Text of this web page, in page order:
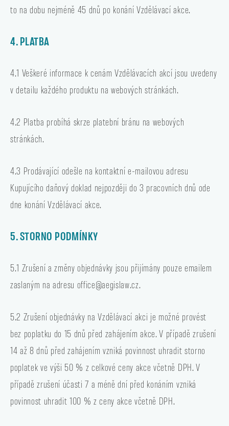
to na dobu nejméně 45 dnů po konání Vzdělávací akce.
4. PLATBA
4.1 Veškeré informace k cenám Vzdělávacích akcí jsou uvedeny
v detailu každého produktu na webových stránkách.
4.2 Platba probíhá skrze platební bránu na webových
stránkách.
4.3 Prodávající odešle na kontaktní e-mailovou adresu
Kupujícího daňový doklad nejpozději do 3 pracovních dnů ode
dne konání Vzdělávací akce.
5. STORNO PODMÍNKY
5.1 Zrušení a změny objednávky jsou přijímány pouze emailem
zaslaným na adresu office@aegislaw.cz.
5.2 Zrušení objednávky na Vzdělávací akci je možné provést
bez poplatku do 15 dnů před zahájením akce. V případě zrušení
14 až 8 dnů před zahájením vzniká povinnost uhradit storno
poplatek ve výši 50 % z celkové ceny akce včetně DPH. V
případě zrušení účasti 7 a méně dní před konáním vzniká
povinnost uhradit 100 % z ceny akce včetně DPH.